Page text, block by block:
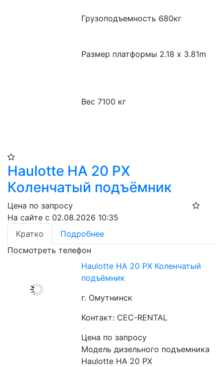
Грузоподъемность 680кг
Размер платформы 2.18 x 3.81m
Вес 7100 кг
Haulotte HA 20 PX​
Коленчатый подъёмник
Цена по запросу
На сайте с 02.08.2026 10:35
Кратко
Подробнее
Посмотреть телефон
Haulotte HA 20 PX​ Коленчатый
подъёмник
г. Омутнинск
Контакт: CEC-RENTAL
Цена по запросу
Модель дизельного подъемника
Haulotte HA 20 PX